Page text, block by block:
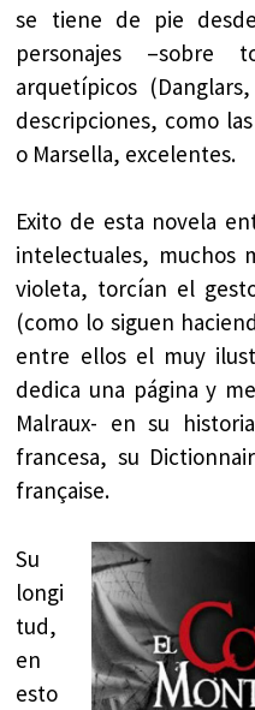
se tiene de pie
personajes –sobre
arquetípicos
descripciones, como
o Marsella, excelentes.
Exito de esta novela
intelectuales, muchos
violeta, torcían el
(como lo siguen
entre ellos el muy
dedica una página y
Malraux- en su
francesa, su
française.
Su
longi
tud,
en
esto